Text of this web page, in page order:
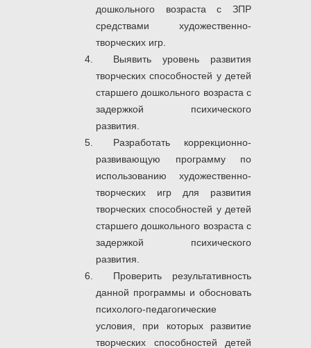
дошкольного возраста с ЗПР
средствами художественно-
творческих игр.
Выявить уровень развития
творческих способностей у детей
старшего дошкольного возраста с
задержкой психического
развития.
Разработать коррекционно-
развивающую программу по
использованию художественно-
творческих игр для развития
творческих способностей у детей
старшего дошкольного возраста с
задержкой психического
развития.
Проверить результативность
данной программы и обосновать
психолого-педагогические
условия, при которых развитие
творческих способностей детей